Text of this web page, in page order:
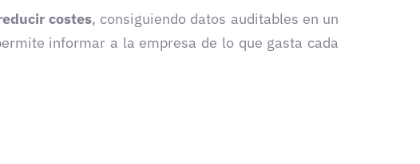
costes, consiguiendo datos auditables en un
informar a la empresa de lo que gasta cada